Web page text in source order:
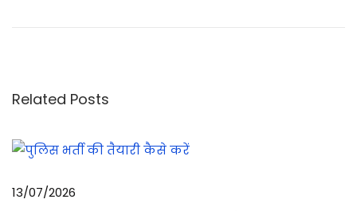
स्कि
जो
Related Posts
13/07/2026